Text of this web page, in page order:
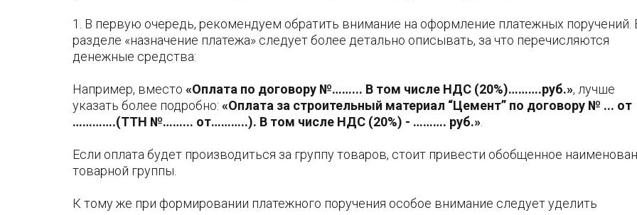
1. В первую очередь, рекомендуем обратить внимание на оформление платежных поручений.
разделе «назначение платежа» следует более детально описывать, за что перечисляются
денежные средства:
Например, вместо «Оплата по договору №……... В том числе НДС (20%)……….руб.», лучше
указать более подробно: «Оплата за строительный материал “Цемент” по договору № ... от
………….(ТТН №……... от………..). В том числе НДС (20%) - ………. руб.»
Если оплата будет производиться за группу товаров, стоит привести обобщенное
товарной группы.
К тому же при формировании платежного поручения особое внимание следует уделить